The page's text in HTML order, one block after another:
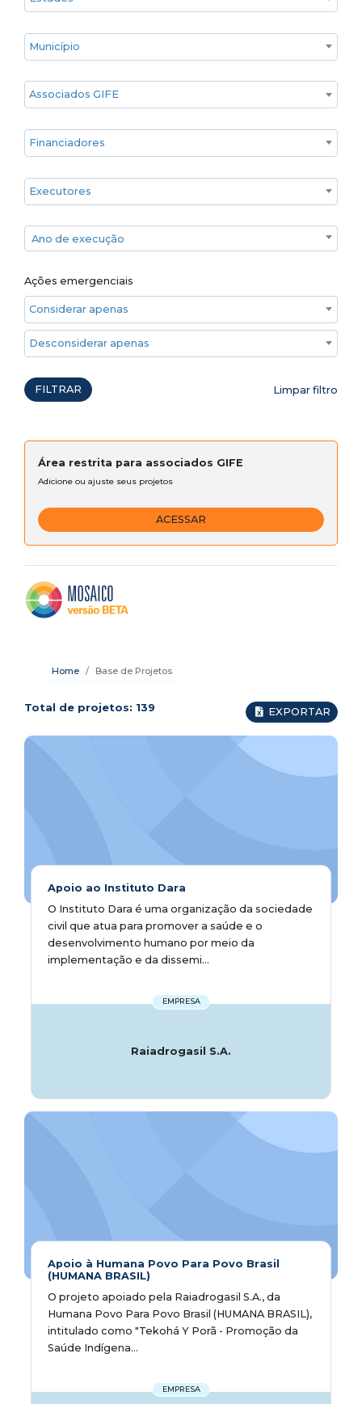
Cidade
Associados GIFE
Financiadores
Executores
Ano de execução
Ano de execução
Ações emergenciais
Considerar apenas ações emergenciais
Desconsiderar apenas ações emergenciais
FILTRAR Limpar filtro
Área restrita para associados GIFE
Adicione ou ajuste seus projetos
ACESSAR
Home Base de Projetos
Total de projetos: 139 EXPORTAR
Apoio ao Instituto Dara
O Instituto Dara é uma organização da sociedade
civil que atua para promover a saúde e o
desenvolvimento humano por meio da
implementação e da dissemi...
EMPRESA
Raiadrogasil S.A.
Apoio à Humana Povo Para Povo Brasil
(HUMANA BRASIL)
O projeto apoiado pela Raiadrogasil S.A., da
Humana Povo Para Povo Brasil (HUMANA BRASIL),
intitulado como "Tekohá Y Porã - Promoção da
Saúde Indígena...
EMPRESA